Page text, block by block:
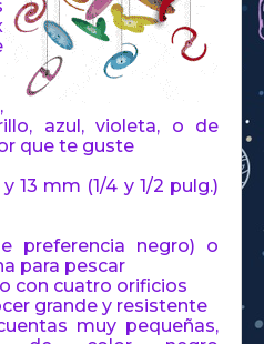
azul, violeta, o de
que te guste
13 mm (1/4 y 1/2 pulg.)
preferencia negro) o
para pescar
con cuatro orificios
grande y resistente
muy pequeñas,